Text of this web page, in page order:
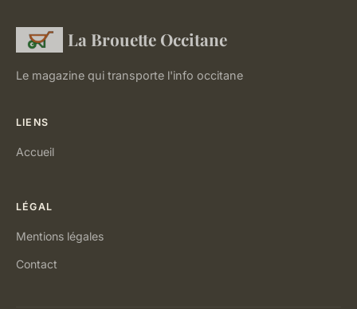
La Brouette Occitane
Le magazine qui transporte l'info occitane
LIENS
Accueil
LÉGAL
Mentions légales
Contact